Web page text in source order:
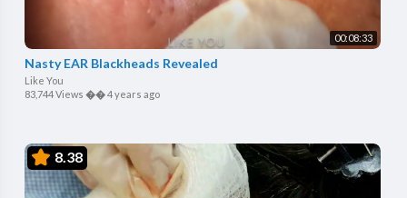
00:08:33
Nasty EAR Blackheads Revealed
Like You
83,744 Views ��4 years ago
8.38